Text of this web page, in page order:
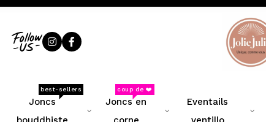
joncs
best-sellers
joncs en
coup de ❤️
eventails